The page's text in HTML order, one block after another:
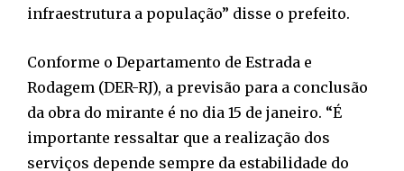
infraestrutura a população” disse o prefeito.
Conforme o Departamento de Estrada e
Rodagem (DER-RJ), a previsão para a conclusão
da obra do mirante é no dia 15 de janeiro. “É
importante ressaltar que a realização dos
serviços depende sempre da estabilidade do